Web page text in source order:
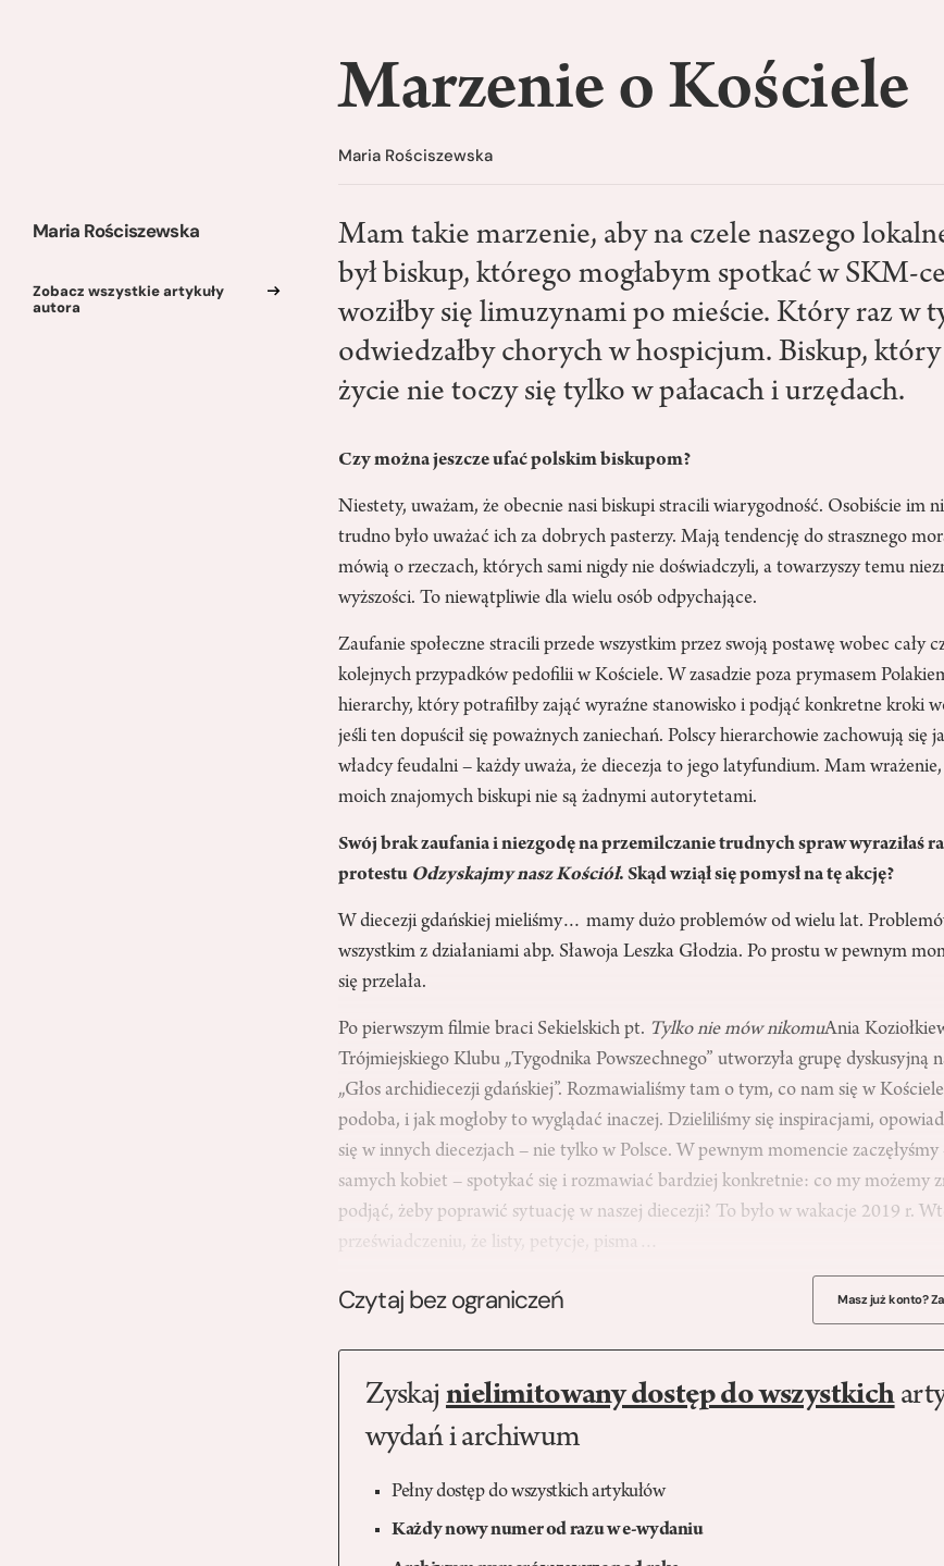
Maria Rościszewska
Zobacz wszystkie artykuły
autora
Marzenie o Kościele
Maria Rościszewska
Mam takie marzenie, aby na czele naszego
był biskup, którego mogłabym spotkać w SKM-
woziłby się limuzynami po mieście. Który raz w
odwiedzałby chorych w hospicjum. Biskup, który
życie nie toczy się tylko w pałacach i urzędach.
Czy można jeszcze ufać polskim biskupom?
Niestety, uważam, że obecnie nasi biskupi stracili wiarygodność. Osobiście im
trudno było uważać ich za dobrych pasterzy. Mają tendencję do strasznego
mówią o rzeczach, których sami nigdy nie doświadczyli, a towarzyszy temu
wyższości. To niewątpliwie dla wielu osób odpychające.
Zaufanie społeczne stracili przede wszystkim przez swoją postawę wobec cały
kolejnych przypadków pedofilii w Kościele. W zasadzie poza prymasem
hierarchy, który potrafiłby zająć wyraźne stanowisko i podjąć konkretne kroki
jeśli ten dopuścił się poważnych zaniechań. Polscy hierarchowie zachowują się
władcy feudalni – każdy uważa, że diecezja to jego latyfundium. Mam
moich znajomych biskupi nie są żadnymi autorytetami.
Swój brak zaufania i niezgodę na przemilczanie trudnych spraw wyraziłaś
protestu Odzyskajmy nasz Kościół. Skąd wziął się pomysł na tę akcję?
W diecezji gdańskiej mieliśmy… mamy dużo problemów od wielu lat.
wszystkim z działaniami abp. Sławoja Leszka Głodzia. Po prostu w pewnym
się przelała.
Po pierwszym filmie braci Sekielskich pt. Tylko nie mów nikomuAnia
Trójmiejskiego Klubu „Tygodnika Powszechnego” utworzyła grupę dyskusyjną
„Głos archidiecezji gdańskiej”. Rozmawialiśmy tam o tym, co nam się w
podoba, i jak mogłoby to wyglądać inaczej. Dzieliliśmy się inspiracjami,
się w innych diecezjach – nie tylko w Polsce. W pewnym momencie
samych kobiet – spotykać się i rozmawiać bardziej konkretnie: co my możemy
podjąć, żeby poprawić sytuację w naszej diecezji? To było w wakacje 2019 r.
przeświadczeniu, że listy, petycje, pisma…
Czytaj bez ograniczeń Masz już konto?
Zyskaj nielimitowany dostęp do wszystkich
wydań i archiwum
Pełny dostęp do wszystkich artykułów
Każdy nowy numer od razu w e-wydaniu